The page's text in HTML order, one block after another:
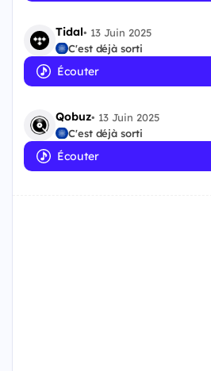
Tidal• 13 Juin 2025
C'est déjà sorti
Écouter
Qobuz• 13 Juin 2025
C'est déjà sorti
Écouter